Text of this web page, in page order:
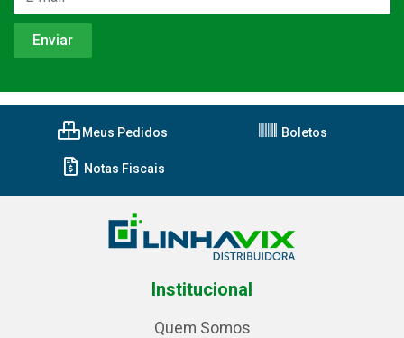
Meus Pedidos Boletos
Notas Fiscais
Institucional
Quem Somos